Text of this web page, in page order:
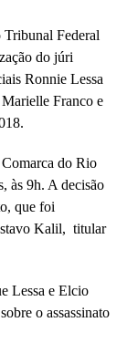
Federal
do júri
Ronnie Lessa
Franco e
do Rio
às 9h. A decisão
que foi
Kalil, titular
Lessa e Elcio
o assassinato